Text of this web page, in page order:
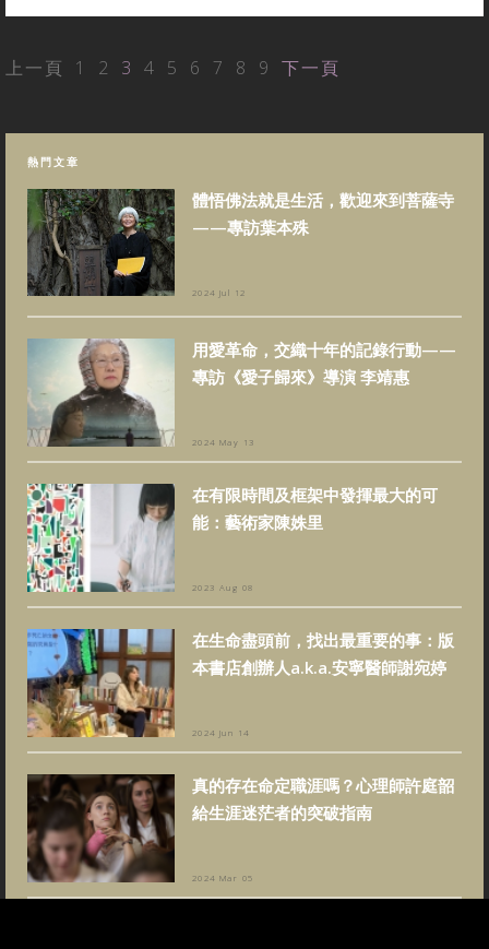
上一頁 1 2 3 4 5 6 7 8 9 下一頁
熱門文章
體悟佛法就是生活，歡迎來到菩薩寺
——專訪葉本殊
2024 Jul 12
用愛革命，交織十年的記錄行動——
專訪《愛子歸來》導演 李靖惠
2024 May 13
在有限時間及框架中發揮最大的可
能：藝術家陳姝里
2023 Aug 08
在生命盡頭前，找出最重要的事：版
本書店創辦人a.k.a.安寧醫師謝宛婷
2024 Jun 14
真的存在命定職涯嗎？心理師許庭韶
給生涯迷茫者的突破指南
2024 Mar 05